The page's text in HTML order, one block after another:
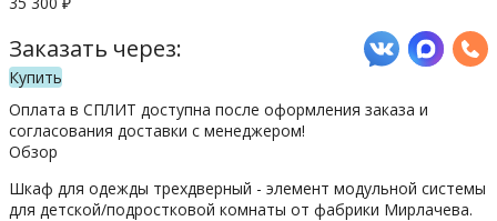
Заказать через:
Купить
Оплата в СПЛИТ доступна после оформления заказа и
согласования доставки с менеджером!
Обзор
Шкаф для одежды трехдверный - элемент модульной системы
для детской/подростковой комнаты от фабрики Мирлачева.